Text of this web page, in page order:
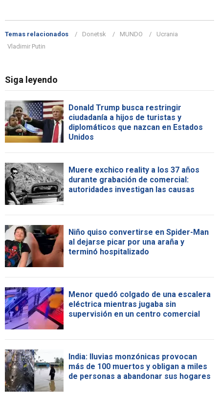
Temas relacionados Donetsk MUNDO
Ucrania
Vladimir Putin
Siga leyendo
Donald Trump busca restringir
ciudadanía a hijos de turistas y
diplomáticos que nazcan en Estados
Unidos
Muere exchico reality a los 37 años
durante grabación de comercial:
autoridades investigan las causas
Niño quiso convertirse en Spider-Man
al dejarse picar por una araña y
terminó hospitalizado
Menor quedó colgado de una escalera
eléctrica mientras jugaba sin
supervisión en un centro comercial
India: lluvias monzónicas provocan
más de 100 muertos y obligan a miles
de personas a abandonar sus hogares